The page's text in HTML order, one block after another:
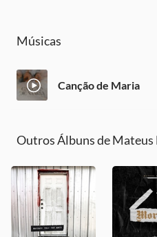
Músicas
Canção de Maria
Outros Álbuns de